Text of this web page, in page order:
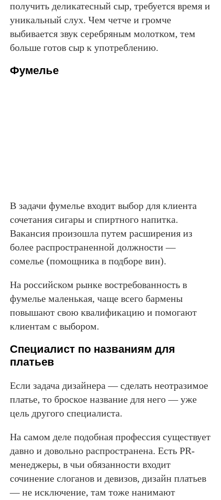
получить деликатесный сыр, требуется время и
уникальный слух. Чем четче и громче
выбивается звук серебряным молотком, тем
больше готов сыр к употреблению.
Фумелье
В задачи фумелье входит выбор для клиента
сочетания сигары и спиртного напитка.
Вакансия произошла путем расширения из
более распространенной должности —
сомелье (помощника в подборе вин).
На российском рынке востребованность в
фумелье маленькая, чаще всего бармены
повышают свою квалификацию и помогают
клиентам с выбором.
Специалист по названиям для
платьев
Если задача дизайнера — сделать неотразимое
платье, то броское название для него — уже
цель другого специалиста.
На самом деле подобная профессия существует
давно и довольно распространена. Есть PR-
менеджеры, в чьи обязанности входит
сочинение слоганов и девизов, дизайн платьев
— не исключение, там тоже нанимают